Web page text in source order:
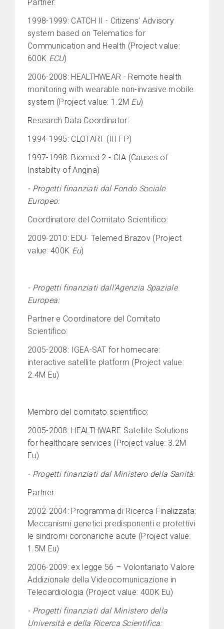
Partner:
1998-1999: CATCH II - Citizens' Advisory
system based on Telematics for
Communication and Health (Project value:
600K ECU)
2006-2008: HEALTHWEAR - Remote health
monitoring with wearable non-invasive mobile
system (Project value: 1.2M Eu)
Research Data Coordinator:
1994-1995: CLOTART (III FP)
1997-1998: Biomed 2 - CIA (Causes of
Instabilty of Angina)
- Progetti finanziati dal Fondo Sociale
Europeo:
Coordinatore del Comitato Scientifico:
2009-2010: EDU- Telemed Brazov (Project
value: 400K Eu)
- Progetti finanziati dall’Agenzia Spaziale
Europea:
Partner e Coordinatore del Comitato
Scientifico:
2005-2008: IGEA-SAT for homecare:
interactive satellite platform (Project value:
2.4M Eu)
Membro del comitato scientifico:
2005-2008: HEALTHWARE Satellite Solutions
for healthcare services (Project value: 3.2M
Eu)
- Progetti finanziati dal Ministero della Sanità:
Partner:
2002-2004: Programma di Ricerca Finalizzata:
Meccanismi genetici predisponenti e protettivi
le sindromi coronariche acute (Project value:
1.5M Eu)
2006-2009: ex legge 56 – Volontariato Valore
Addizionale della Videocomunicazione in
Telecardiologia (Project value: 400K Eu)
- Progetti finanziati dal Ministero della
Università e della Ricerca Scientifica: